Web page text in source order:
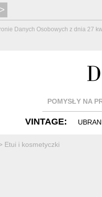
Danych Osobowych z dnia 27
POMYSŁY NA
VINTAGE:
Etui i kosmetyczki